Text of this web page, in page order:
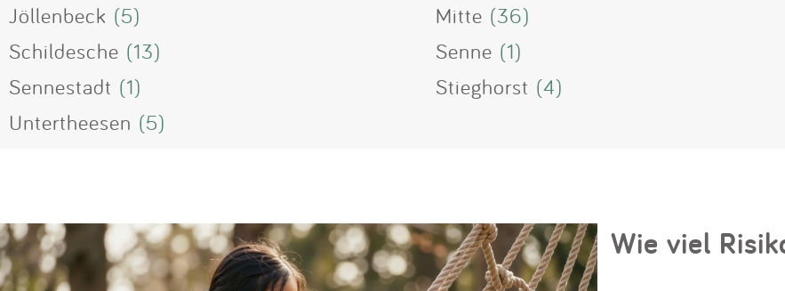
Jöllenbeck (5) Mitte (36)
Schildesche (13) Senne (1)
Sennestadt (1) Stieghorst (4)
Untertheesen (5)
Wie viel